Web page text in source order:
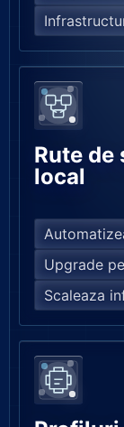
Rute
local
Upgrade
Scaleaza